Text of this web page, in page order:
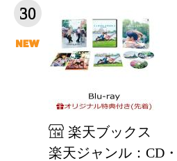
30
楽天ブックス
楽天ジャンル：CD